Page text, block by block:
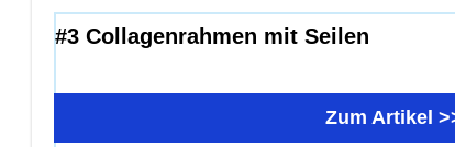
#3 Collagenrahmen mit Seilen
Zum Artikel